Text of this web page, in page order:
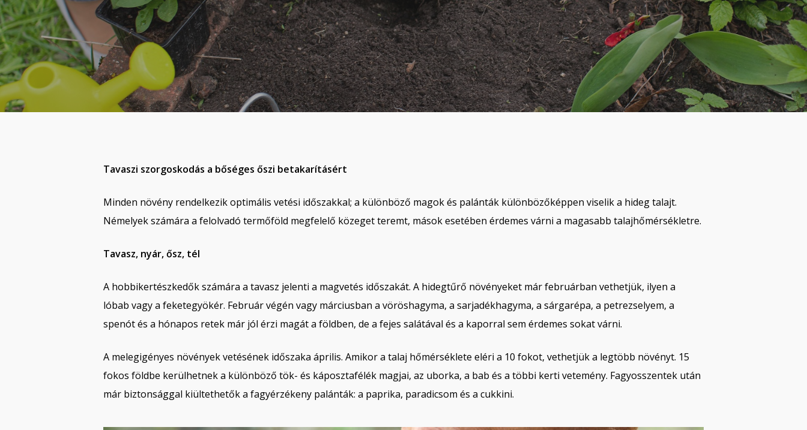
Tavaszi szorgoskodás a bőséges őszi betakarításért
Minden növény rendelkezik optimális vetési időszakkal; a különböző magok és palánták különbözőképpen viselik a hideg talajt.
Némelyek számára a felolvadó termőföld megfelelő közeget teremt, mások esetében érdemes várni a magasabb talajhőmérsékletre.
Tavasz, nyár, ősz, tél
A hobbikertészkedők számára a tavasz jelenti a magvetés időszakát. A hidegtűrő növényeket már februárban vethetjük, ilyen a
lóbab vagy a feketegyökér. Február végén vagy márciusban a vöröshagyma, a sarjadékhagyma, a sárgarépa, a petrezselyem, a
spenót és a hónapos retek már jól érzi magát a földben, de a fejes salátával és a kaporral sem érdemes sokat várni.
A melegigényes növények vetésének időszaka április. Amikor a talaj hőmérséklete eléri a 10 fokot, vethetjük a legtöbb növényt. 15
fokos földbe kerülhetnek a különböző tök- és káposztafélék magjai, az uborka, a bab és a többi kerti vetemény. Fagyosszentek után
már biztonsággal kiültethetők a fagyérzékeny palánták: a paprika, paradicsom és a cukkini.